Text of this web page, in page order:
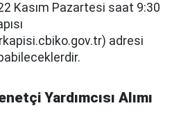
Kasım Pazartesi saat 9:30
adresi
Yardımcısı Alımı